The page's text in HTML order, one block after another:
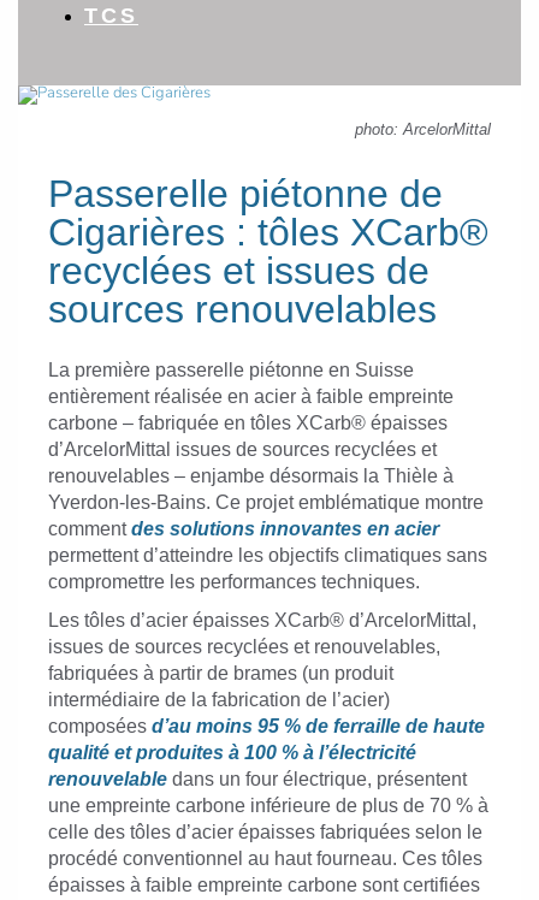
TCS
photo: ArcelorMittal
Passerelle piétonne de
Cigarières : tôles XCarb®
recyclées et issues de
sources renouvelables
La première passerelle piétonne en Suisse
entièrement réalisée en acier à faible empreinte
carbone – fabriquée en tôles XCarb® épaisses
d’ArcelorMittal issues de sources recyclées et
renouvelables – enjambe désormais la Thièle à
Yverdon-les-Bains. Ce projet emblématique montre
commentdes solutions innovantes en acier
permettent d’atteindre les objectifs climatiques sans
compromettre les performances techniques.
Les tôles d’acier épaisses XCarb® d’ArcelorMittal,
issues de sources recyclées et renouvelables,
fabriquées à partir de brames (un produit
intermédiaire de la fabrication de l’acier)
composées d’au moins 95 % de ferraille de haute
qualité et produites à 100 % à l’électricité
renouvelable dans un four électrique, présentent
une empreinte carbone inférieure de plus de 70 % à
celle des tôles d’acier épaisses fabriquées selon le
procédé conventionnel au haut fourneau. Ces tôles
épaisses à faible empreinte carbone sont certifiées